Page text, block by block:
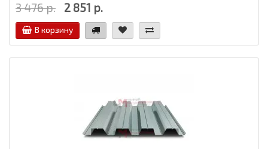
3 476 р. 2 851 р.
В корзину